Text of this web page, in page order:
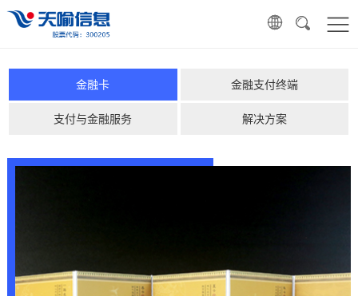
金融卡 金融支付终端
支付与金融服务 解决方案